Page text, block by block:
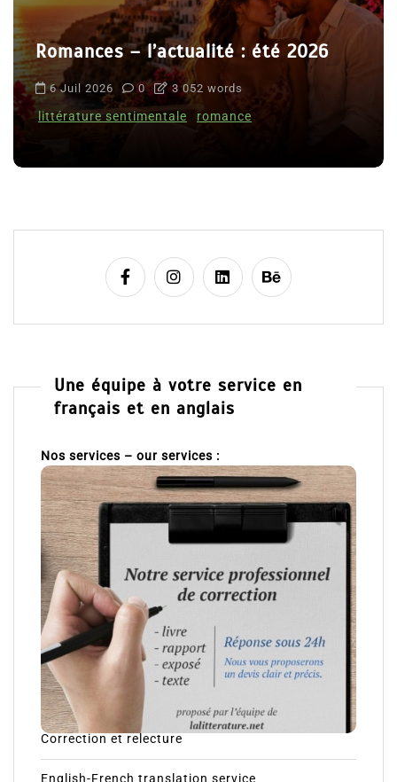
Romances – l’actualité : été 2026
6 Juil 2026 0 3 052 words
littérature sentimentale romance
Une équipe à votre service en
français et en anglais
Nos services – our services :
Correction et relecture